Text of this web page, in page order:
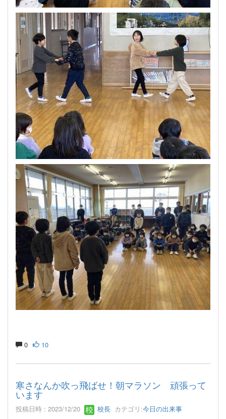
0 10
寒さなんか吹っ飛ばせ！朝マラソン 頑張って
います
投稿日時 : 2023/12/20 校長 カテゴリ:今日の出来事